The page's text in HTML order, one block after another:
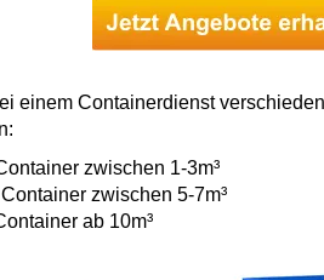
einem Containerdienst
zwischen 1-3m³
zwischen 5-7m³
ab 10m³